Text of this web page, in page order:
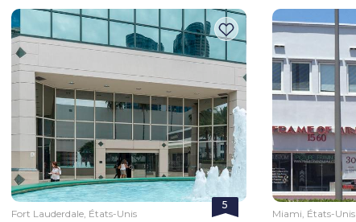
5
Fort Lauderdale, États-Unis Miami, États-Unis